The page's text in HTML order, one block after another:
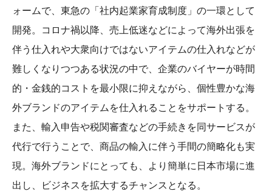
ォームで、東急の「社内起業家育成制度」の一環として
開発。コロナ禍以降、売上低迷などによって海外出張を
伴う仕入れや大衆向けではないアイテムの仕入れなどが
難しくなりつつある状況の中で、企業のバイヤーが時間
的・金銭的コストを最小限に抑えながら、個性豊かな海
外ブランドのアイテムを仕入れることをサポートする。
また、輸入申告や税関審査などの手続きを同サービスが
代行で行うことで、商品の輸入に伴う手間の簡略化も実
現。海外ブランドにとっても、より簡単に日本市場に進
出し、ビジネスを拡大するチャンスとなる。